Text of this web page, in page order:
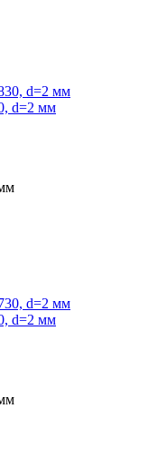
d=2 мм
d=2 мм